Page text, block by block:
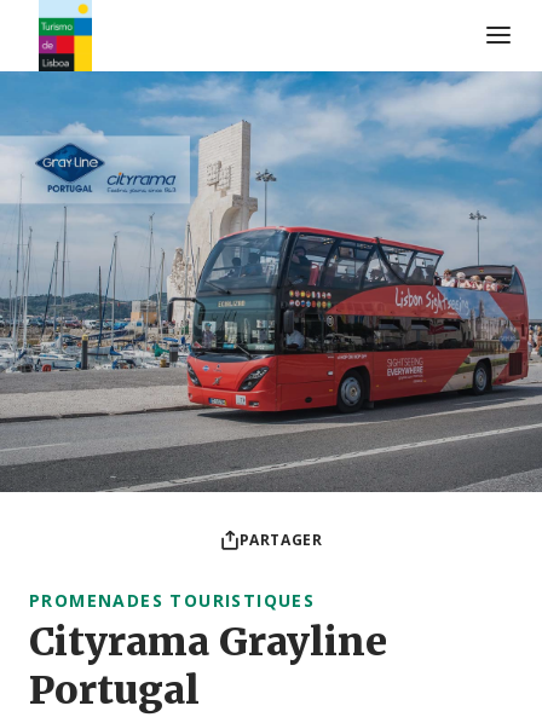
Logo de Turismo de Lisboa
PARTAGER
PROMENADES TOURISTIQUES
Cityrama Grayline
Portugal